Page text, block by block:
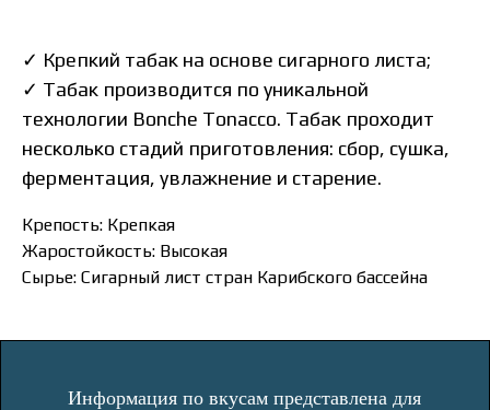
✓ Крепкий табак на основе сигарного листа;
✓ Табак производится по уникальной
технологии Bonche Tonacco. Табак проходит
несколько стадий приготовления: сбор, сушка,
ферментация, увлажнение и старение.
Крепость: Крепкая
Жаростойкость: Высокая
Сырье: Сигарный лист стран Карибского бассейна
Информация по вкусам представлена для